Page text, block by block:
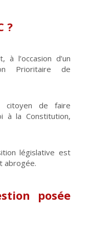
?
l’occasion d’un
Prioritaire de
citoyen de faire
à la Constitution,
législative est
abrogée.
posée